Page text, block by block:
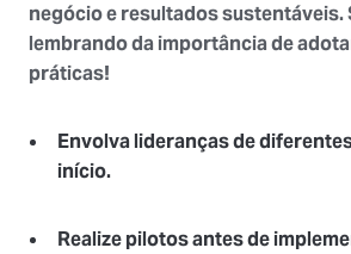
negócio e resultados sustentáveis.
lembrando da importância de
práticas!
Envolva lideranças de
início.
Realize pilotos antes de